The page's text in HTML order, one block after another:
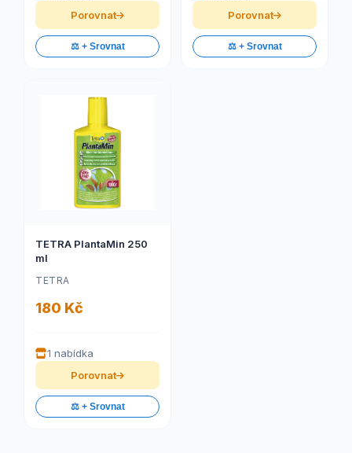
Porovnat
⚖️ + Srovnat
Porovnat
⚖️ + Srovnat
TETRA PlantaMin 250
ml
TETRA
180 Kč
1 nabídka
Porovnat
⚖️ + Srovnat